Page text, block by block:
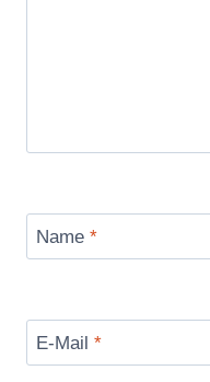
Name *
E-Mail *